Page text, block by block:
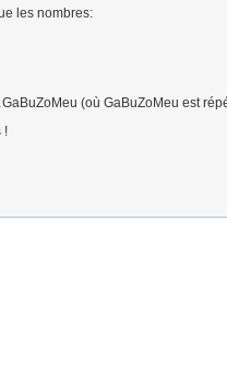
les nombres:
(où GaBuZoMeu est
!